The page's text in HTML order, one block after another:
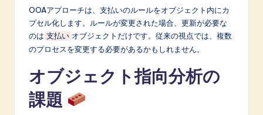
OOAアプローチは、支払いのルールをオブジェクト内にカ
プセル化します。ルールが変更された場合、更新が必要な
のは 支払い オブジェクトだけです。従来の視点では、複数
のプロセスを変更する必要があるかもしれません。
オブジェクト指向分析の
課題